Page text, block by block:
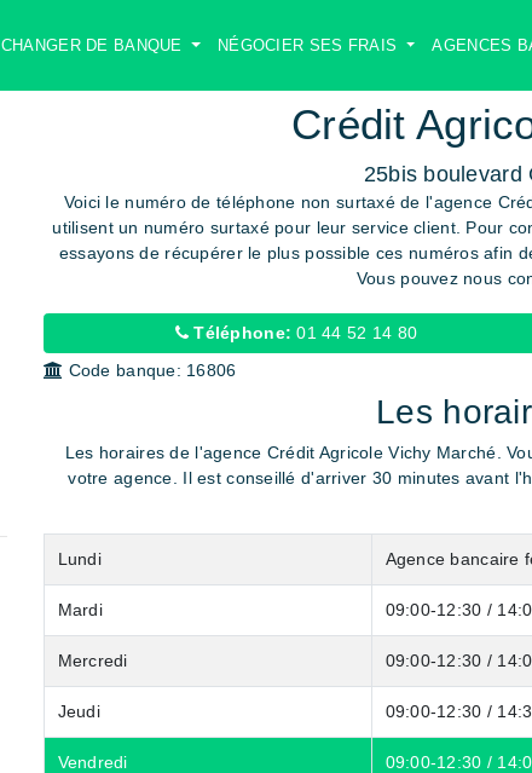
CHANGER DE BANQUE NÉGOCIER SES FRAIS AGENCES
Crédit
25bis boulevard
Voici le numéro de téléphone non surtaxé de l'agence
utilisent un numéro surtaxé pour leur service client. Pour
essayons de récupérer le plus possible ces numéros afin
Vous pouvez nous
Téléphone:01 44 52 14 80
Code banque: 16806
Les
Les horaires de l'agence Crédit Agricole Vichy Marché.
votre agence. Il est conseillé d'arriver 30 minutes avant
Lundi Agence bancaire
Mardi 09:00-12:30 /
Mercredi 09:00-12:30 /
Jeudi 09:00-12:30 /
Vendredi 09:00-12:30 /